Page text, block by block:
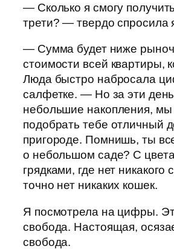
— Сколько я смогу
трети? — твердо спросила
— Сумма будет ниже
стоимости всей квартиры,
Люда быстро набросала
салфетке. — Но за эти
небольшие накопления,
подобрать тебе отличный
пригороде. Помнишь, ты
о небольшом саде? С
грядками, где нет никакого
точно нет никаких кошек.
Я посмотрела на цифры.
свобода. Настоящая,
свобода.